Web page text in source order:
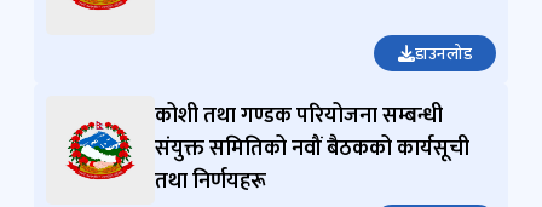
डाउनलोड
कोशी तथा गण्डक परियोजना सम्बन्धी
संयुक्त समितिको नवौं बैठकको कार्यसूची
तथा निर्णयहरू